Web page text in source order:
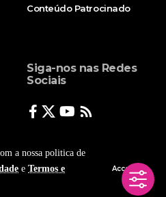
a nossa politica de
e Termos e
Accept
Conteúdo Patrocinado
Siga-nos nas Redes
Sociais
- Terra Ruiva - Created by Pixart